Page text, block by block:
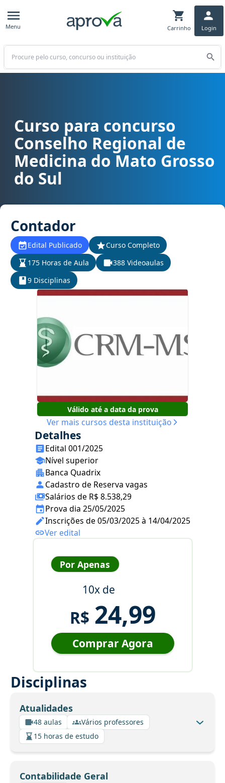
Menu Carrinho Login
Buscar
Curso para concurso CRM MS - Conselho Regional de Medicina
Curso para concurso
Conselho Regional de
Medicina do Mato Grosso
do Sul
Contador
Edital Publicado
Curso Completo
175 Horas de Aula
388 Videoaulas
9 Disciplinas
Válido até a data da prova
Ver mais cursos desta instituição
Detalhes
Edital 001/2025
Nível superior
Banca Quadrix
Cadastro de Reserva vagas
Salários de R$ 8.538,29
Prova dia 25/05/2025
Inscrições de 05/03/2025 à 14/04/2025
Ver edital
Por Apenas
10x de
R$ 24,99
Comprar Agora
Disciplinas
Atualidades
48 aulas
Vários professores
15 horas de estudo
Contabilidade Geral